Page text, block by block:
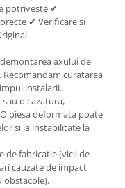
potriveste ✔
✔ Verificare si
axului de
Recomandam curatarea
instalarii.
o cazatura,
piesa deformata poate
si la instabilitate la
de fabricatie (vicii de
cauzate de impact
obstacole).